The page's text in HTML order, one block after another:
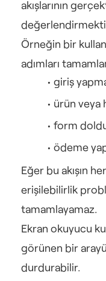
akışlarının
Örneğin bir
adımları
giriş
ürün veya
form
ödeme
Eğer bu akışın
erişilebilirlik
tamamlayamaz.
Ekran okuyucu
görünen bir
durdurabilir.